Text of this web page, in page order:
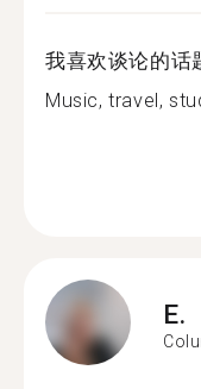
我喜欢谈论的话
Music, travel,
E.